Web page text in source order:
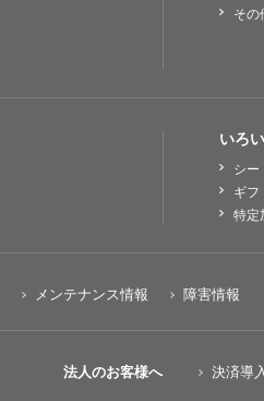
その
いろ
シー
ギフ
特定
メンテナンス情報 障害情報
法人のお客様へ 決済導